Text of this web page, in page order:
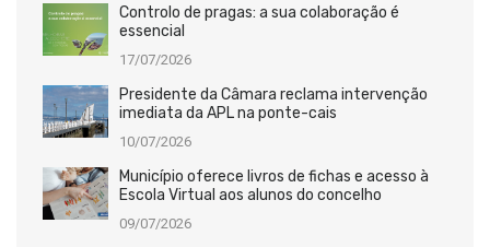
Controlo de pragas: a sua colaboração é
essencial
17/07/2026
Presidente da Câmara reclama intervenção
imediata da APL na ponte-cais
10/07/2026
Município oferece livros de fichas e acesso à
Escola Virtual aos alunos do concelho
09/07/2026